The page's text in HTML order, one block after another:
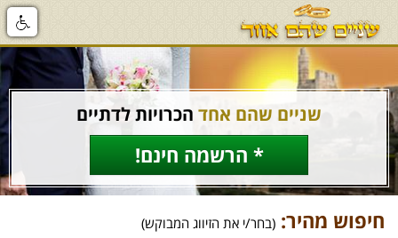
שניים שהם אחד הכרויות לדתיים
* הרשמה חינם!
חיפוש מהיר: (בחר/י את הזיווג המבוקש)